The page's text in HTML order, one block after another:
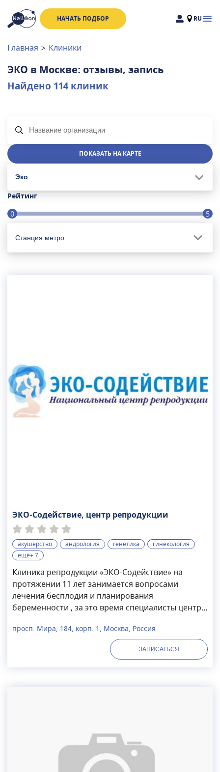
НАЧАТЬ ПОДБОР RU
Доктора
Клиники
Акции
Новости
Москва
Связаться с нами
Главная > Клиники
ЭКО в Москве: отзывы, запись
Найдено 114 клиник
ПОКАЗАТЬ НА КАРТЕ
Эко
Рейтинг
0 5
Станция метро
ЭКО-Содействие, центр репродукции
акушерство андрология генетика
гинекология
ещё+ 7
Клиника репродукции «ЭКО-Содействие» на
протяжении 11 лет занимается вопросами
лечения бесплодия и планирования
беременности , за это время специалисты центра
в Москве и Нижнем Новгороде. Основной
принцип центра – использование только
генетического материала родителей, без
просп. Мира, 184, корп. 1, Москва, Россия
ЗАПИСАТЬСЯ